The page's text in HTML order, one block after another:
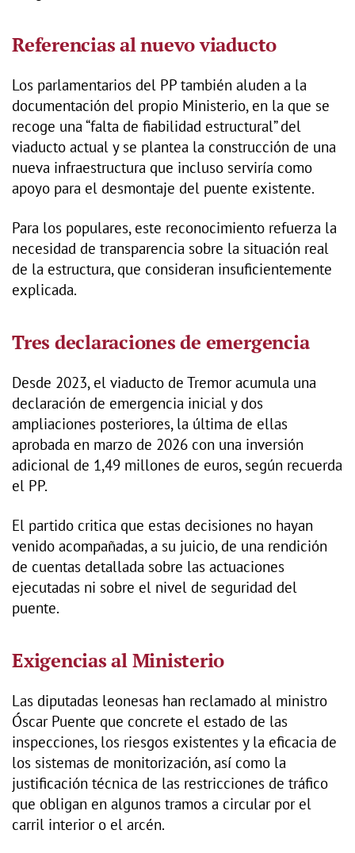
Referencias al nuevo viaducto
Los parlamentarios del PP también aluden a la
documentación del propio Ministerio, en la que se
recoge una “falta de fiabilidad estructural” del
viaducto actual y se plantea la construcción de una
nueva infraestructura que incluso serviría como
apoyo para el desmontaje del puente existente.
Para los populares, este reconocimiento refuerza la
necesidad de transparencia sobre la situación real
de la estructura, que consideran insuficientemente
explicada.
Tres declaraciones de emergencia
Desde 2023, el viaducto de Tremor acumula una
declaración de emergencia inicial y dos
ampliaciones posteriores, la última de ellas
aprobada en marzo de 2026 con una inversión
adicional de 1,49 millones de euros, según recuerda
el PP.
El partido critica que estas decisiones no hayan
venido acompañadas, a su juicio, de una rendición
de cuentas detallada sobre las actuaciones
ejecutadas ni sobre el nivel de seguridad del
puente.
Exigencias al Ministerio
Las diputadas leonesas han reclamado al ministro
Óscar Puente que concrete el estado de las
inspecciones, los riesgos existentes y la eficacia de
los sistemas de monitorización, así como la
justificación técnica de las restricciones de tráfico
que obligan en algunos tramos a circular por el
carril interior o el arcén.